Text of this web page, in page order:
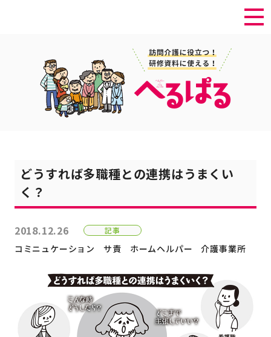
どうすれば多職種との連携はうまくい
く？
2018.12.26 記事
コミニュケーション サ責 ホームヘルパー 介護事業所